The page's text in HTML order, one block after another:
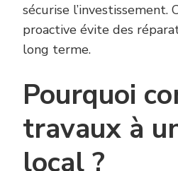
sécurise l’investissement.
proactive évite des
long terme.
Pourquoi
travaux à
local ?